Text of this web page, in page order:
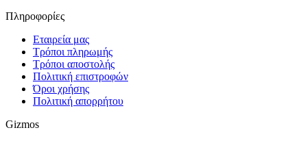
Πληροφορίες
Εταιρεία μας
Τρόποι πληρωμής
Τρόποι αποστολής
Πολιτική επιστροφών
Όροι χρήσης
Πολιτική απορρήτου
Gizmos